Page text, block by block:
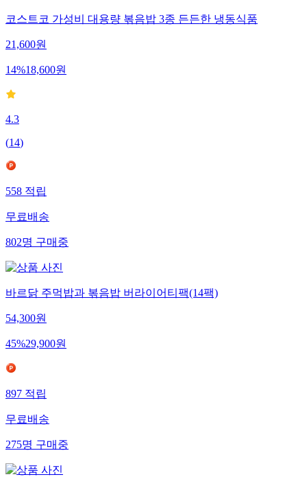
코스트코 가성비 대용량 볶음밥 3종 든든한 냉동식품
21,600원
14%18,600원
4.3
(14)
558적립
무료배송
802명구매중
바르닭 주먹밥과 볶음밥 버라이어티팩(14팩)
54,300원
45%29,900원
897적립
무료배송
275명구매중